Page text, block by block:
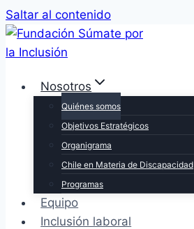
Saltar al contenido
Nosotros
Quiénes somos
Objetivos Estratégicos
Organigrama
Chile en Materia de Discapacidad
Programas
Equipo
Inclusión laboral